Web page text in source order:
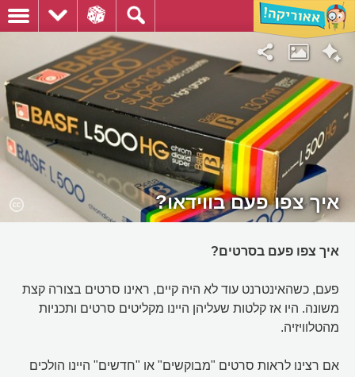
איך צפו פעם בווידאו?
איך צפו פעם בסרטים?
פעם, כשהאינטרנט עוד לא היה קיים, ראינו סרטים בצורה קצת
משונה. היו אז קלטות שעליהן היינו מקליטים סרטים ותכניות
מהטלוויזיה.
אם רצינו לראות סרטים "מבוקשים" או "חדשים" היינו הולכים